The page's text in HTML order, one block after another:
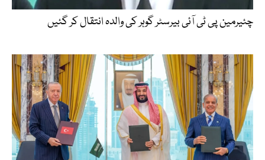
چئیرمین پی ٹی آئی بیرسٹر گوہر کی والدہ انتقال کر گئیں